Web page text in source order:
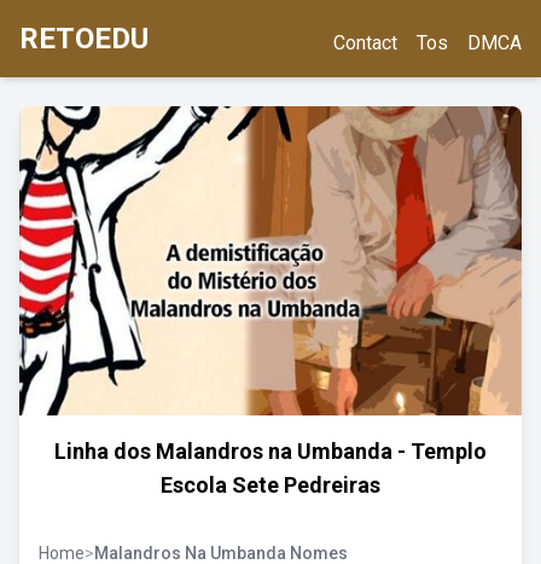
RETOEDU Contact Tos DMCA
Linha dos Malandros na Umbanda - Templo
Escola Sete Pedreiras
Home>Malandros Na Umbanda Nomes